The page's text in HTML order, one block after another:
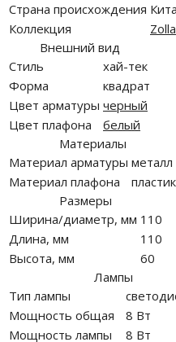
Страна происхождения
Коллекция
Zolla
Внешний вид
Стиль
хай-тек
Форма
квадрат
Цвет арматуры черный
Цвет плафона
белый
Материалы
Материал арматуры металл
Материал плафона
пластик
Размеры
Ширина/диаметр, мм 110
Длина, мм
110
Высота, мм
60
Лампы
Тип лампы
Мощность общая
8 Вт
Мощность лампы
8 Вт